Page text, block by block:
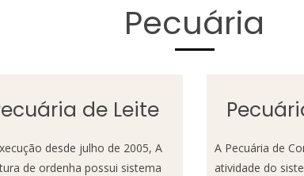
Pecuária
de Leite
desde julho de 2005, A
de ordenha possui sistema
A Pecuária de
atividade do